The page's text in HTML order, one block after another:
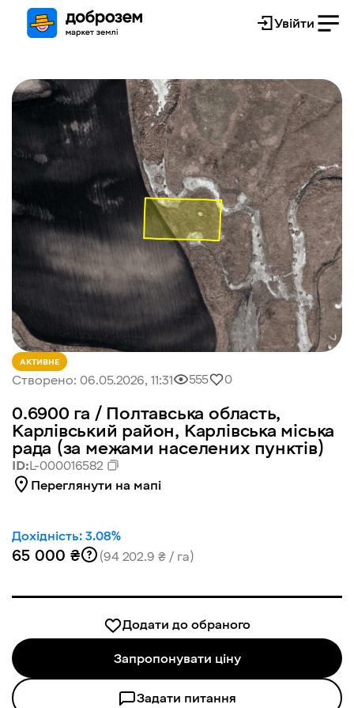
Увійти
АКТИВНЕ
Створено: 06.05.2026, 11:31 555 0
0.6900 га / Полтавська область,
Карлівський район, Карлівська міська
рада (за межами населених пунктів)
ID:L-000016582
Переглянути на мапі
Дохідність: 3.08%
65 000 ₴ (94 202.9 ₴ / га)
Додати до обраного
Запропонувати ціну
Задати питання